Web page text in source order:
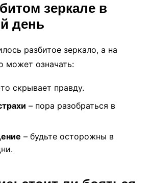
зеркале в
день
разбитое зеркало, а на
может означать:
скрывает правду.
– пора разобраться в
– будьте осторожны в